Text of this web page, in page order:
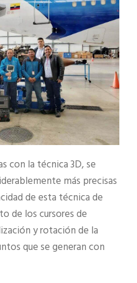
con la técnica 3D, se
más precisas
de esta técnica de
de los cursores de
y rotación de la
que se generan con